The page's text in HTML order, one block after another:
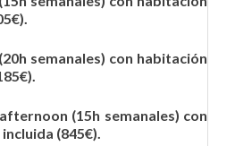
semanales) con habitación
(15h semanales) con
(845€).